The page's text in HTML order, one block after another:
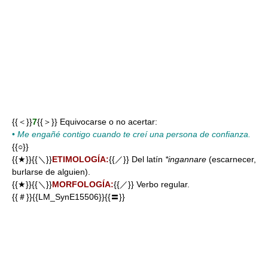
{{＜}}7{{＞}} Equivocarse o no acertar:
• Me engañé contigo cuando te creí una persona de confianza.
{{○}}
{{★}}{{＼}}ETIMOLOGÍA:{{／}} Del latín *ingannare (escarnecer,
burlarse de alguien).
{{★}}{{＼}}MORFOLOGÍA:{{／}} Verbo regular.
{{＃}}{{LM_SynE15506}}{{〓}}